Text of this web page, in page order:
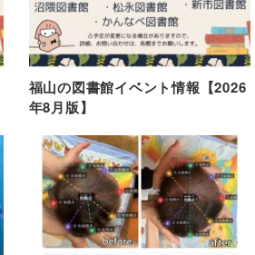
福山の図書館イベント情報【2026
年8月版】